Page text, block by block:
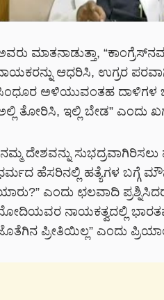
ಮಾತನಾಡುತ್ತಾ,
ಆಧರಿಸಿ, ಉಗ್ರರ
ಅಳಿಯುವಂತಹ ದಾಳಿಗಳ
ತೋರಿಸಿ, ಇಲ್ಲಿ ಬೇಡ” ಎಂದು
ದೇಶವನ್ನು
ಹೆಸರಿನಲ್ಲಿ ಹತ್ಯೆಗಳ ಬಗ್ಗೆ
ಎಂದು ಛಲವಾದಿ
ನಾಯಕತ್ವದಲ್ಲಿ
ಪ್ರೀತಿಯಿಲ್ಲ” ಎಂದು